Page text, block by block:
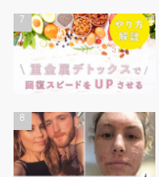
7
8